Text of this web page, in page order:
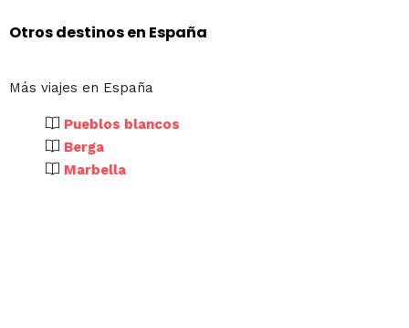
Otros destinos en España
Más viajes en España
Pueblos blancos
Berga
Marbella